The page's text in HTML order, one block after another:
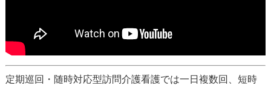
定期巡回・随時対応型訪問介護看護では一日複数回、短時